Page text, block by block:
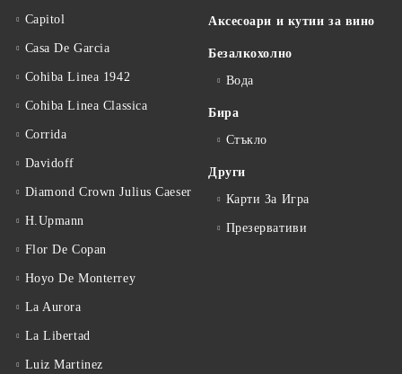
Capitol
Casa De Garcia
Cohiba Linea 1942
Cohiba Linea Classica
Corrida
Davidoff
Diamond Crown Julius Caeser
H.Upmann
Flor De Copan
Hoyo De Monterrey
La Aurora
La Libertad
Luiz Martinez
Аксесоари и кутии за вино
Безалкохолно
Вода
Бира
Стъкло
Други
Карти За Игра
Презервативи